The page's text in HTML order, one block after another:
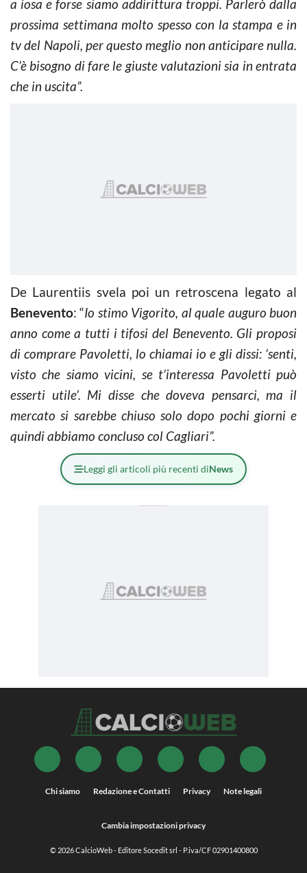
a iosa e forse siamo addirittura troppi. Parlerò dalla
prossima settimana molto spesso con la stampa e in
tv del Napoli, per questo meglio non anticipare nulla.
C’è bisogno di fare le giuste valutazioni sia in entrata
che in uscita”.
De Laurentiis svela poi un retroscena legato al
Benevento: “Io stimo Vigorito, al quale auguro buon
anno come a tutti i tifosi del Benevento. Gli proposi
di comprare Pavoletti, lo chiamai io e gli dissi: ‘senti,
visto che siamo vicini, se t’interessa Pavoletti può
esserti utile’. Mi disse che doveva pensarci, ma il
mercato si sarebbe chiuso solo dopo pochi giorni e
quindi abbiamo concluso col Cagliari”.
Leggi gli articoli più recenti diNews
Chi siamo Redazione e Contatti Privacy Note legali
Cambia impostazioni privacy
© 2026CalcioWeb- Editore Socedit srl - P.iva/CF 02901400800